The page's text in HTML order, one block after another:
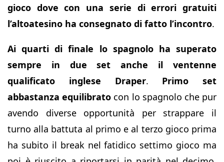
gioco dove con una serie di errori gratuiti
l’altoatesino ha consegnato di fatto l’incontro.
Ai quarti di finale lo spagnolo ha superato
sempre in due set anche il ventenne
qualificato inglese Draper. Primo set
abbastanza equilibrato con lo spagnolo che pur
avendo diverse opportunità per strappare il
turno alla battuta al primo e al terzo gioco prima
ha subito il break nel fatidico settimo gioco ma